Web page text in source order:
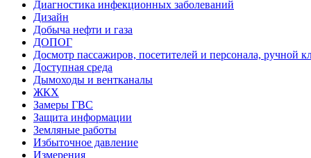
Диагностика инфекционных заболеваний
Дизайн
Добыча нефти и газа
ДОПОГ
Досмотр пассажиров, посетителей и персонала, ручной
Доступная среда
Дымоходы и вентканалы
ЖКХ
Замеры ГВС
Защита информации
Земляные работы
Избыточное давление
Измерения